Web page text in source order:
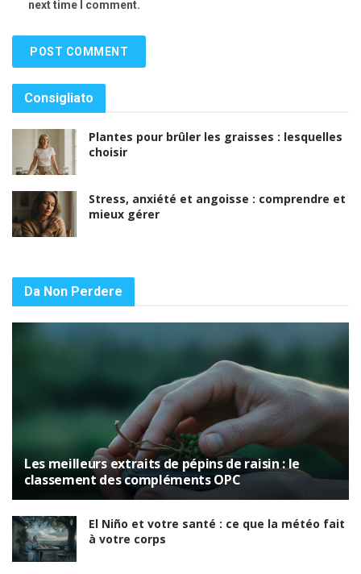
next time I comment.
Consigliato
Plantes pour brûler les graisses : lesquelles
choisir
Stress, anxiété et angoisse : comprendre et
mieux gérer
Da Non Perdere
Les meilleurs extraits de pépins de raisin : le
classement des compléments OPC
El Niño et votre santé : ce que la météo fait
à votre corps